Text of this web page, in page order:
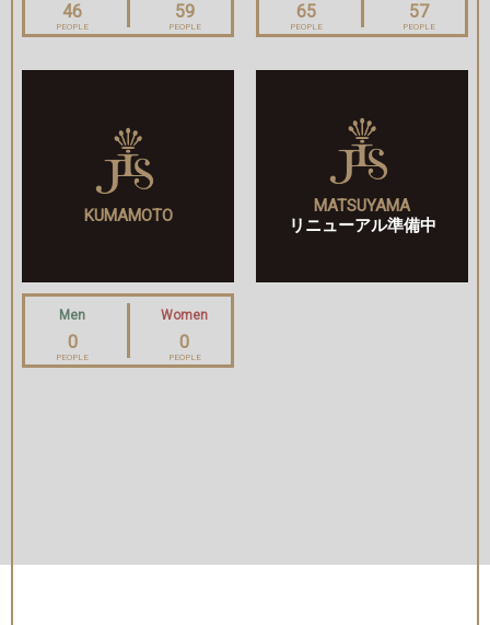
46
PEOPLE
59
PEOPLE
65
PEOPLE
57
PEOPLE
KUMAMOTO
Men
0
PEOPLE
Women
0
PEOPLE
MATSUYAMA
リニューアル準備中